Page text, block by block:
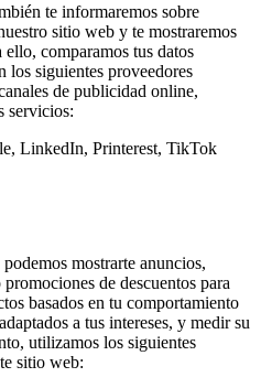
te informaremos sobre
sitio web y te mostraremos
comparamos tus datos
los siguientes proveedores
de publicidad online,
servicios:
LinkedIn, Printerest, TikTok
mostrarte anuncios,
de descuentos para
basados en tu comportamiento
a tus intereses, y medir su
utilizamos los siguientes
sitio web: